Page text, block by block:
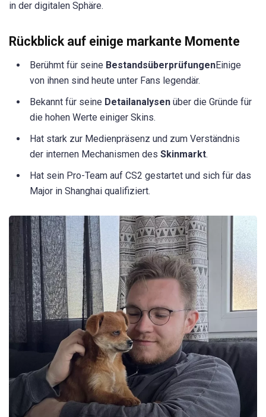
in der digitalen Sphäre.
Rückblick auf einige markante Momente
Berühmt für seine BestandsüberprüfungenEinige
von ihnen sind heute unter Fans legendär.
Bekannt für seine Detailanalysen über die Gründe für
die hohen Werte einiger Skins.
Hat stark zur Medienpräsenz und zum Verständnis
der internen Mechanismen des Skinmarkt.
Hat sein Pro-Team auf CS2 gestartet und sich für das
Major in Shanghai qualifiziert.